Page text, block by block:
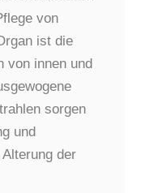
von
ist die
von innen und
sorgen
und
der